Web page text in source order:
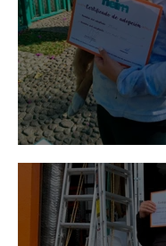
Bellota